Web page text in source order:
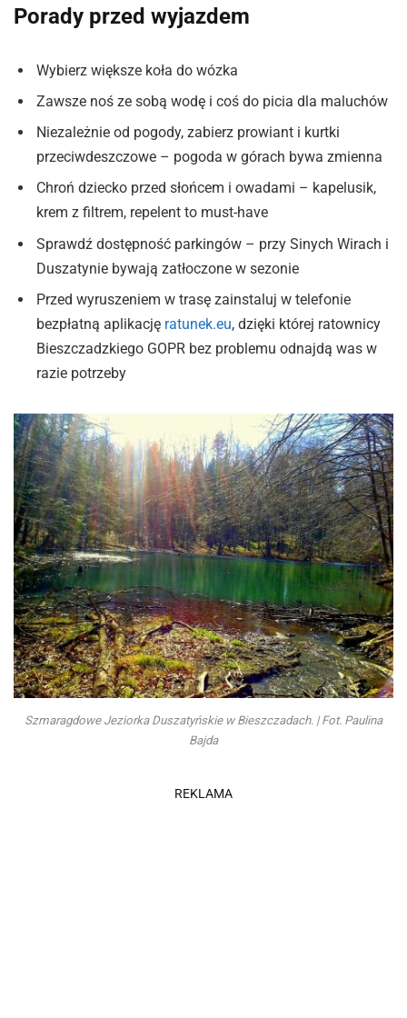
Porady przed wyjazdem
Wybierz większe koła do wózka
Zawsze noś ze sobą wodę i coś do picia dla maluchów
Niezależnie od pogody, zabierz prowiant i kurtki
przeciwdeszczowe – pogoda w górach bywa zmienna
Chroń dziecko przed słońcem i owadami – kapelusik,
krem z filtrem, repelent to must-have
Sprawdź dostępność parkingów – przy Sinych Wirach i
Duszatynie bywają zatłoczone w sezonie
Przed wyruszeniem w trasę zainstaluj w telefonie
bezpłatną aplikację ratunek.eu, dzięki której ratownicy
Bieszczadzkiego GOPR bez problemu odnajdą was w
razie potrzeby
Szmaragdowe Jeziorka Duszatyńskie w Bieszczadach. | Fot. Paulina
Bajda
REKLAMA